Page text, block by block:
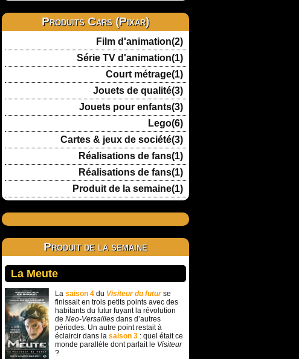
Produits Cars (Pixar)
Film d'animation(2)
Série TV d'animation(1)
Court métrage(1)
Jouets de qualité(3)
Jouets pour enfants(3)
Lego(6)
Cartes & jeux de société(3)
Réalisations de fans(1)
Réalisations de fans(1)
Produit de la semaine(1)
Produit de la semaine
La Meute
La saison 4 du Visiteur du futurse
finissait en trois petits points avec des
habitants du futur fuyant la révolution
de Neo-Versailles dans d’autres
périodes. Un autre point restait à
éclaircir dans la saison 3 : quel était ce
monde parallèle dont parlait le Visiteur
?